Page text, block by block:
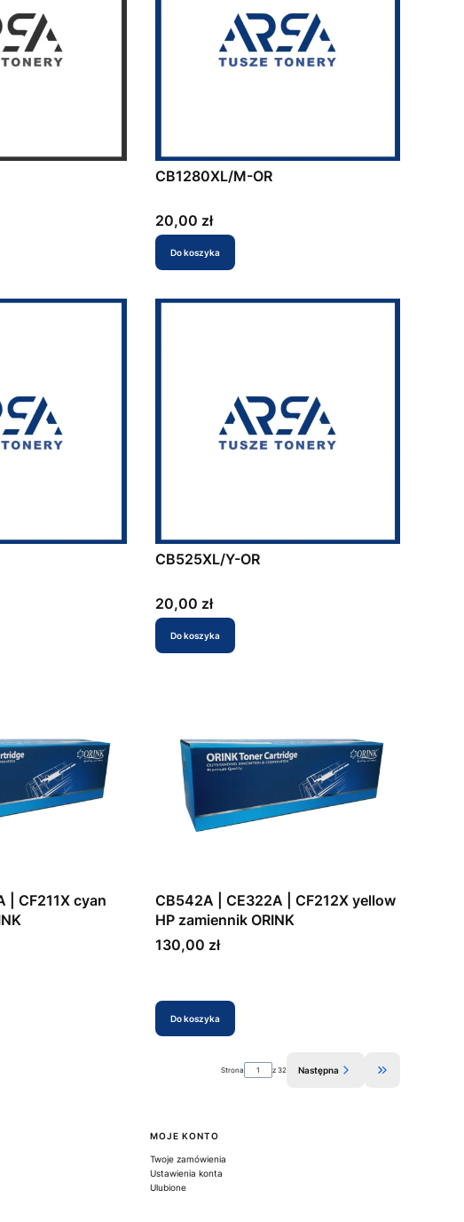
CB1280XL/M-OR
Cena
20,00 zł
Do koszyka
CB525XL/Y-OR
Cena
20,00 zł
Do koszyka
| CF211X cyan
CB542A | CE322A | CF212X yellow
HP zamiennik ORINK
Cena
130,00 zł
Do koszyka
Strona z 32 Następna
Przejdź do
MOJE KONTO
Twoje zamówienia
Ustawienia konta
Ulubione